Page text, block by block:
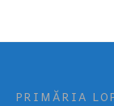
PRIMĂRIA